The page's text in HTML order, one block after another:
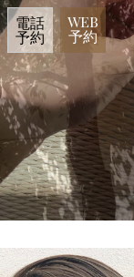
電話
予約
WEB
予約